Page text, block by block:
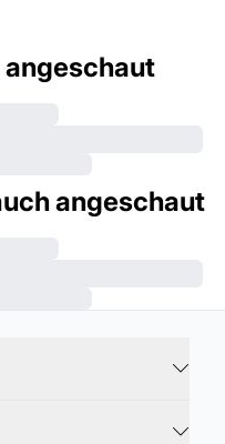
angeschaut
angeschaut